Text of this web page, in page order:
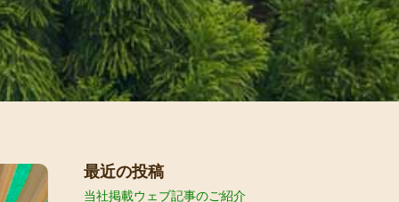
最近の投稿
当社掲載ウェブ記事のご紹介